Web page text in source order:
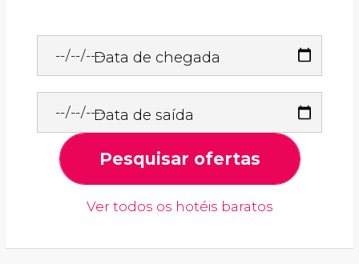
Data de chegada
Data de saída
Pesquisar ofertas
Ver todos os hotéis baratos